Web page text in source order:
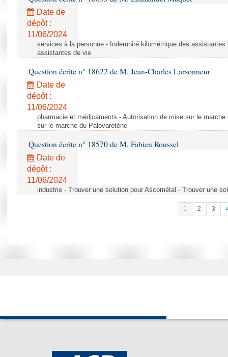
Date de
dépôt :
11/06/2024
services à la personne - Indemnité kilométrique des
assistantes de vie
Question écrite n° 18622 de M. Jean-Charles Larsonneur
Date de
dépôt :
11/06/2024
pharmacie et médicaments - Autorisation de mise sur le
sur le marche du Palovarotène
Question écrite n° 18570 de M. Fabien Roussel
Date de
dépôt :
11/06/2024
industrie - Trouver une solution pour Ascométal - Trouver une
1 2 3